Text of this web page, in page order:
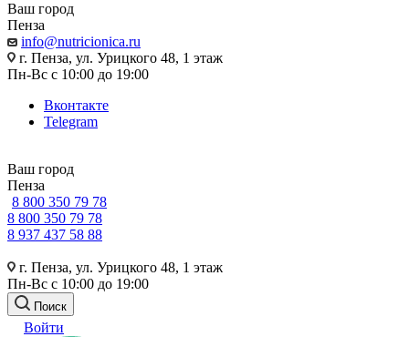
Ваш город
Пенза
info@nutricionica.ru
г. Пенза, ул. Урицкого 48, 1 этаж
Пн-Вс с 10:00 до 19:00
Вконтакте
Telegram
Ваш город
Пенза
8 800 350 79 78
8 800 350 79 78
8 937 437 58 88
г. Пенза, ул. Урицкого 48, 1 этаж
Пн-Вс с 10:00 до 19:00
Поиск
Войти